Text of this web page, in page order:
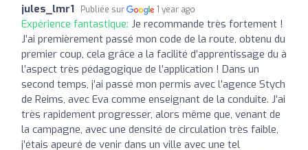
jules_lmr1 Publiée sur 1 year ago
Expérience fantastique: Je recommande très fortement !
J’ai premièrement passé mon code de la route, obtenu du
premier coup, cela grâce a la facilité d’apprentissage du à
l’aspect très pédagogique de l’application ! Dans un
second temps, j’ai passé mon permis avec l’agence Stych
de Reims, avec Eva comme enseignant de la conduite. J’ai
très rapidement progresser, alors même que, venant de
la campagne, avec une densité de circulation très faible,
j’étais apeuré de venir dans un ville avec une tel